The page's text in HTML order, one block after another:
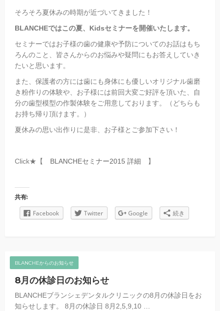
そろそろ夏休みの時期が近づいてきました！
BLANCHEではこの夏、Kidsセミナーを開催いたします。
セミナーではお子様の歯の健康や予防についてのお話はもち
ろんのこと、皆さんからのお悩みや疑問にもお答えしていき
たいと思います。
また、保護者の方には歯にも身体にも優しいオリジナル歯磨
き粉作りの体験や、お子様には前回大変ご好評を頂いた、自
分の歯型模型の作製体験をご用意しております。（どちらも
お持ち帰り頂けます。）
夏休みの思い出作りに是非、お子様とご参加下さい！
Click★【 BLANCHEセミナー2015 詳細 】
共有:
Facebook Twitter Google 続き
BLANCHEからのお知らせ
8月の休診日のお知らせ
BLANCHEブランシェデンタルクリニックの8月の休診日をお
知らせします。 8月の休診日 8月2,5,9,10 …